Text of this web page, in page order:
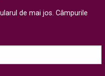
de mai jos. Câmpurile